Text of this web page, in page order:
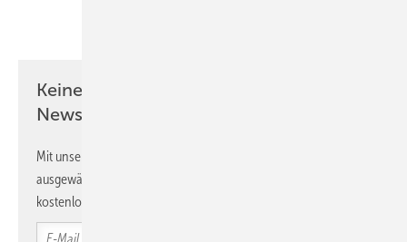
Keine Zeit? Kein Problem mit dem ERE
Newsletter!
Mit unserem Newsletter erhalten Sie regelmäßig von uns
ausgewählte Informationen und Neuigkeiten, gebündelt und
kostenlos direkt ins Postfach.